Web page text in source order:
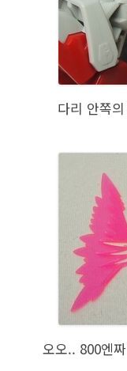
다리 안쪽
오오.. 800엔